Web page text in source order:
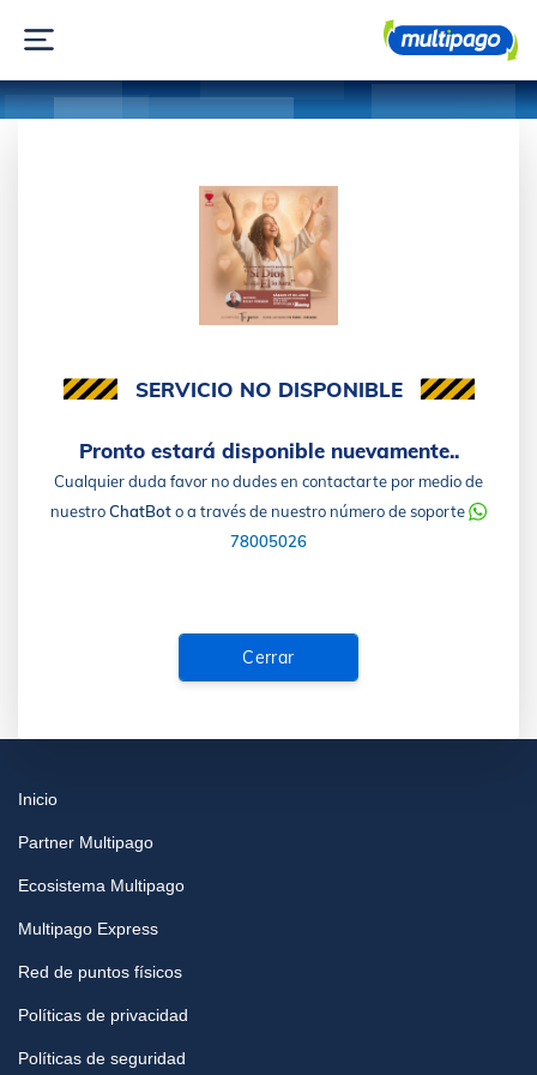
SERVICIO NO DISPONIBLE
Pronto estará disponible nuevamente..
Cualquier duda favor no dudes en contactarte por medio de
nuestroChatBoto a través de nuestro número de soporte
78005026
Cerrar
Inicio
Partner Multipago
Ecosistema Multipago
Multipago Express
Red de puntos físicos
Políticas de privacidad
Políticas de seguridad